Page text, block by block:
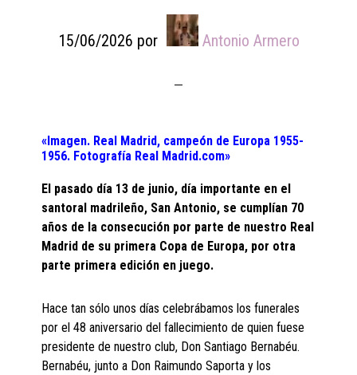
15/06/2026 por Antonio Armero
«Imagen. Real Madrid, campeón de Europa 1955-
1956. Fotografía Real Madrid.com»
El pasado día 13 de junio, día importante en el
santoral madrileño, San Antonio, se cumplían 70
años de la consecución por parte de nuestro Real
Madrid de su primera Copa de Europa, por otra
parte primera edición en juego.
Hace tan sólo unos días celebrábamos los funerales
por el 48 aniversario del fallecimiento de quien fuese
presidente de nuestro club, Don Santiago Bernabéu.
Bernabéu, junto a Don Raimundo Saporta y los